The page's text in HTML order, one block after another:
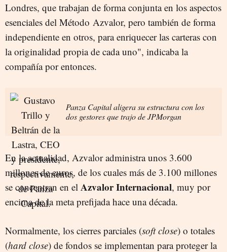
Londres, que trabajan de forma conjunta en los aspectos
esenciales del Método Azvalor, pero también de forma
independiente en otros, para enriquecer las carteras con
la originalidad propia de cada uno", indicaba la
compañía por entonces.
Panza Capital aligera su estructura con los
dos gestores que trajo de JPMorgan
En la actualidad, Azvalor administra unos 3.600
millones de euros, de los cuales más de 3.100 millones
se concentran en el Azvalor Internacional, muy por
encima de la meta prefijada hace una década.
Normalmente, los cierres parciales (soft close) o totales
(hard close) de fondos se implementan para proteger la